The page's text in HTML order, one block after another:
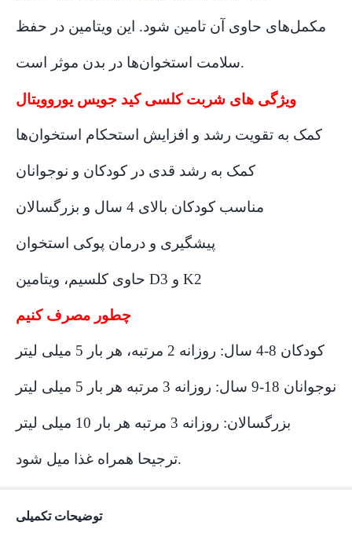
مکمل‌های حاوی آن تامین شود. این ویتامین در حفظ
سلامت استخوان‌ها در بدن موثر است.
ویژگی های شربت کلسی کید جویس یوروویتال
کمک به تقویت رشد و افزایش استحکام استخوان‌ها
کمک به رشد قدی در کودکان و نوجوانان
مناسب کودکان بالای 4 سال و بزرگسالان
پیشگیری و درمان پوکی استخوان
حاوی کلسیم، ویتامین D3 و K2
چطور مصرف کنیم
کودکان 8-4 سال: روزانه 2 مرتبه، هر بار 5 میلی لیتر
نوجوانان 18-9 سال: روزانه 3 مرتبه هر بار 5 میلی لیتر
بزرگسالان: روزانه 3 مرتبه هر بار 10 میلی لیتر
ترجیحا همراه غذا میل شود.
توضیحات تکمیلی